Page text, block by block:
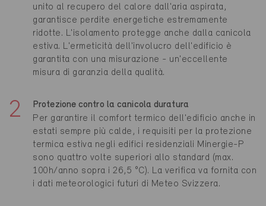
unito al recupero del calore dall'aria aspirata,
garantisce perdite energetiche estremamente
ridotte. L'isolamento protegge anche dalla canicola
estiva. L'ermeticità dell'involucro dell'edificio è
garantita con una misurazione - un'eccellente
misura di garanzia della qualità.
Protezione contro la canicola duratura
Per garantire il comfort termico dell'edificio anche in
estati sempre più calde, i requisiti per la protezione
termica estiva negli edifici residenziali Minergie-P
sono quattro volte superiori allo standard (max.
100h/anno sopra i 26,5 °C). La verifica va fornita con
i dati meteorologici futuri di Meteo Svizzera.